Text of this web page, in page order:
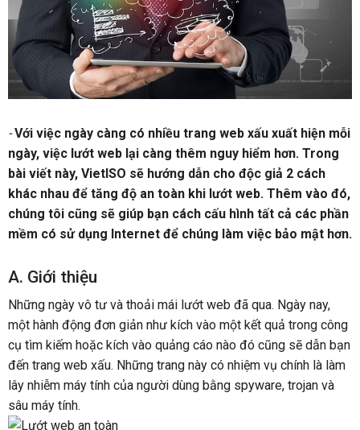
-Với việc ngày càng có nhiều trang web xấu xuất hiện mỗi
ngày, việc lướt web lại càng thêm nguy hiểm hơn. Trong
bài viết này, VietISO sẽ hướng dẫn cho độc giả 2 cách
khác nhau để tăng độ an toàn khi lướt web. Thêm vào đó,
chúng tôi cũng sẽ giúp bạn cách cấu hình tất cả các phần
mềm có sử dụng Internet để chúng làm việc bảo mật hơn.
A. Giới thiệu
Những ngày vô tư và thoải mái lướt web đã qua. Ngày nay,
một hành động đơn giản như kích vào một kết quả trong công
cụ tìm kiếm hoặc kích vào quảng cáo nào đó cũng sẽ dẫn bạn
đến trang web xấu. Những trang này có nhiệm vụ chính là làm
lây nhiễm máy tính của người dùng bằng spyware, trojan và
sâu máy tính.